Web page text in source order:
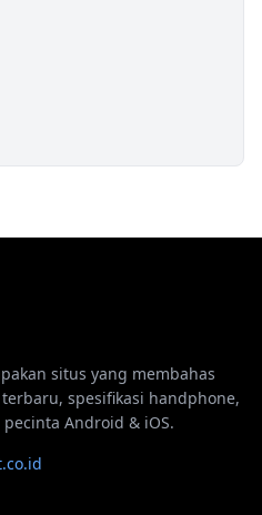
situs yang membahas
spesifikasi handphone,
Android & iOS.